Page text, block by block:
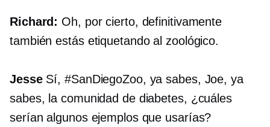
Richard: Oh, por cierto, definitivamente
también estás etiquetando al zoológico.
JesseSí, #SanDiegoZoo, ya sabes, Joe, ya
sabes, la comunidad de diabetes, ¿cuáles
serían algunos ejemplos que usarías?